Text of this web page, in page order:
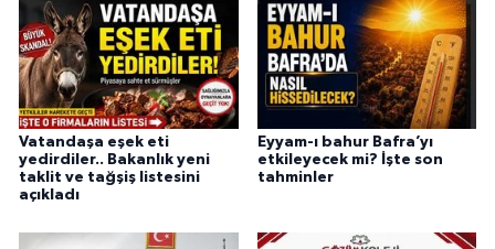
Vatandaşa eşek eti
yedirdiler.. Bakanlık yeni
taklit ve tağşiş listesini
açıkladı
Eyyam-ı bahur Bafra’yı
etkileyecek mi? İşte son
tahminler